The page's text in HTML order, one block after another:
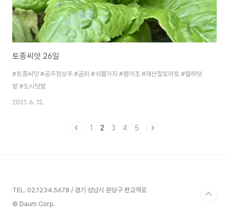
토종씨앗 26일
#토종씨앗 #공주청상추 #곰취 #쇠뿔가지 #붕어초 #괘산찰토마토 #월하텃
밭 #도시텃밭
2021. 6. 12.
1 2 3 4 5
TEL. 02.1234.5678 / 경기 성남시 분당구 판교역로
© Daum Corp.